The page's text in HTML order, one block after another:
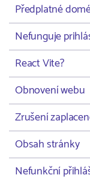
Předplatné
Nefunguje
React Vite?
Obnovení webu
Zrušení
Obsah stránky
Nefunkční